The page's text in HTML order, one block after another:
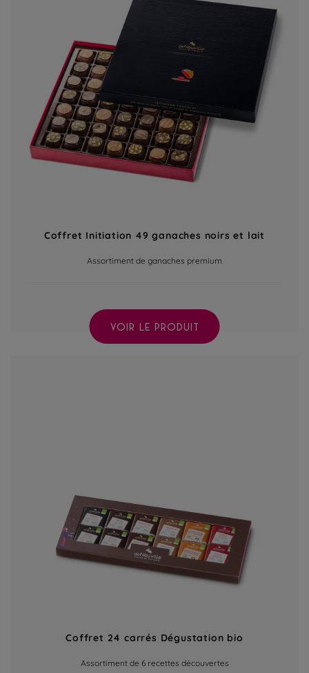
Coffret Initiation 49 ganaches noirs et lait
Assortiment de ganaches premium
VOIR LE PRODUIT
Coffret 24 carrés Dégustation bio
Assortiment de 6 recettes découvertes